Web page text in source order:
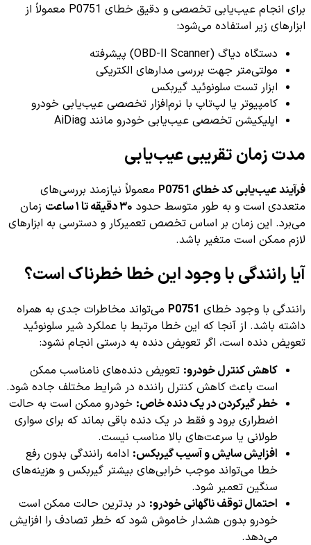
برای انجام عیب‌یابی تخصصی و دقیق خطای P0751 معمولاً از
ابزارهای زیر استفاده می‌شود:
دستگاه دیاگ (OBD-II Scanner) پیشرفته
مولتی‌متر جهت بررسی مدارهای الکتریکی
ابزار تست سلونوئید گیربکس
کامپیوتر یا لپ‌تاپ با نرم‌افزار تخصصی عیب‌یابی خودرو
اپلیکیشن تخصصی عیب‌یابی خودرو مانند AiDiag
مدت زمان تقریبی عیب‌یابی
فرآیند عیب‌یابی کد خطای P0751
معمولاً نیازمند بررسی‌های
متعددی است و به طور متوسط حدود ۳۰ دقیقه تا ۱ ساعت
زمان
می‌برد. این زمان بر اساس تخصص تعمیرکار و دسترسی به ابزارهای
لازم ممکن است متغیر باشد.
آیا رانندگی با وجود این خطا خطرناک است؟
رانندگی با وجود خطای P0751 می‌تواند مخاطرات جدی به همراه
داشته باشد. از آنجا که این خطا مرتبط با عملکرد شیر سلونوئید
تعویض دنده است، اگر تعویض دنده به درستی انجام نشود:
کاهش کنترل خودرو: تعویض دنده‌های نامناسب ممکن
است باعث کاهش کنترل راننده در شرایط مختلف جاده شود.
خطر گیرکردن در یک دنده خاص: خودرو ممکن است به حالت
اضطراری برود و فقط در یک دنده باقی بماند که برای سواری
طولانی یا سرعت‌های بالا مناسب نیست.
افزایش سایش و آسیب گیربکس: ادامه رانندگی بدون رفع
خطا می‌تواند موجب خرابی‌های بیشتر گیربکس و هزینه‌های
سنگین تعمیر شود.
احتمال توقف ناگهانی خودرو: در بدترین حالت ممکن است
خودرو بدون هشدار خاموش شود که خطر تصادف را افزایش
می‌دهد.